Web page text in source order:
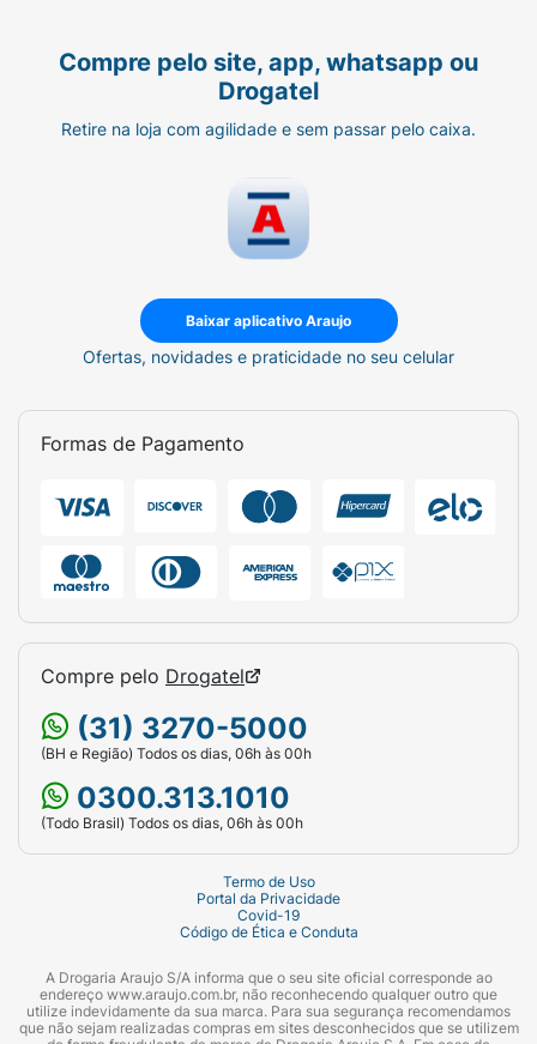
Compre pelo site, app, whatsapp ou
Drogatel
Retire na loja com agilidade e sem passar pelo caixa.
Baixar aplicativo Araujo
Ofertas, novidades e praticidade no seu celular
Formas de Pagamento
Compre pelo Drogatel
(31) 3270-5000
(BH e Região) Todos os dias, 06h às 00h
0300.313.1010
(Todo Brasil) Todos os dias, 06h às 00h
Termo de Uso
Portal da Privacidade
Covid-19
Código de Ética e Conduta
A Drogaria Araujo S/A informa que o seu site oficial corresponde ao
endereço www.araujo.com.br, não reconhecendo qualquer outro que
utilize indevidamente da sua marca. Para sua segurança recomendamos
que não sejam realizadas compras em sites desconhecidos que se utilizem